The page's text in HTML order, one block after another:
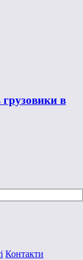
в
Контакти